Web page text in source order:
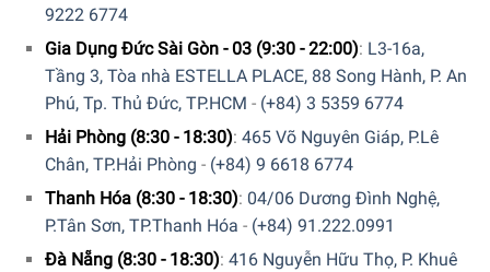
9222 6774
Gia Dụng Đức Sài Gòn - 03 (9:30 - 22:00): L3-16a,
Tầng 3, Tòa nhà ESTELLA PLACE, 88 Song Hành, P. An
Phú, Tp. Thủ Đức, TP.HCM - (+84) 3 5359 6774
Hải Phòng (8:30 - 18:30): 465 Võ Nguyên Giáp, P.Lê
Chân, TP.Hải Phòng - (+84) 9 6618 6774
Thanh Hóa (8:30 - 18:30): 04/06 Dương Đình Nghệ,
P.Tân Sơn, TP.Thanh Hóa - (+84) 91.222.0991
Đà Nẵng (8:30 - 18:30): 416 Nguyễn Hữu Thọ, P. Khuê